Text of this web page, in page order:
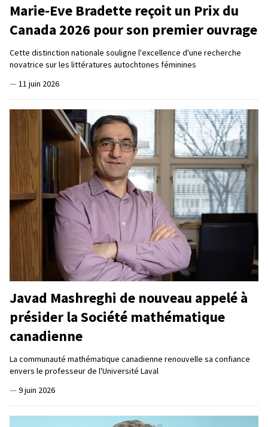
Marie-Eve Bradette reçoit un Prix du
Canada 2026 pour son premier ouvrage
Cette distinction nationale souligne l'excellence d'une recherche
novatrice sur les littératures autochtones féminines
— 11 juin 2026
Javad Mashreghi de nouveau appelé à
présider la Société mathématique
canadienne
La communauté mathématique canadienne renouvelle sa confiance
envers le professeur de l'Université Laval
— 9 juin 2026